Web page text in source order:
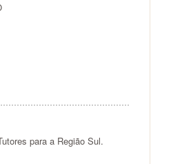
para a Região Sul.